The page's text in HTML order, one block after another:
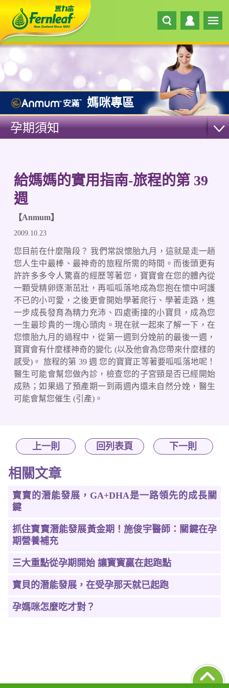
媽咪專區
孕期須知
給媽媽的實用指南-旅程的第 39
週
【Anmum】
2009.10.23
您目前在什麼階段？ 我們常說懷胎九月，這就是走一趟
您人生中最棒、最神奇的旅程所需的時間。而後頭更有
許許多多令人驚喜的經歷等著您，寶寶會在您的體內從
一顆受精卵逐漸茁壯，再呱呱落地成為您抱在懷中呵護
不已的小可愛，之後更會開始學著爬行、學著走路，進
一步成長發育為精力充沛、四處衝撞的小寶貝，成為您
一生最珍貴的一塊心頭肉。現在就一起來了解一下，在
您懷胎九月的過程中，從第一週到分娩前的最後一週，
寶寶會有什麼樣神奇的變化 (以及他會為您帶來什麼樣的
感受)。 旅程的第 39 週 您的寶寶正等著要呱呱落地呢！
醫生可能會幫您做內診，檢查您的子宮頸是否已經開始
成熟；如果過了預產期一到兩週內還未自然分娩，醫生
可能會幫您催生 (引產)。
上一則 回列表頁 下一則
相關文章
寶寶的潛能發展，GA+DHA是一路領先的成長關
鍵
抓住寶寶潛能發展黃金期！施俊宇醫師：關鍵在孕
期營養補充
三大重點從孕期開始 讓寳寳贏在起跑點
寶貝的潛能發展，在受孕那天就已起跑
孕媽咪怎麼吃才對？